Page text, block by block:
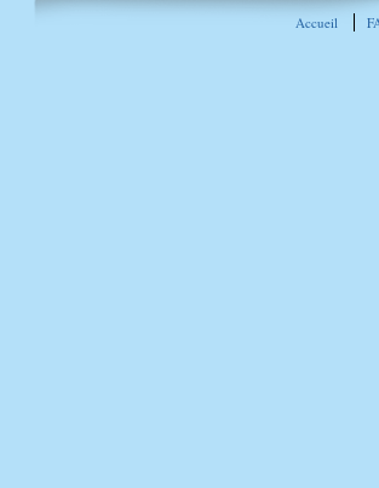
Accueil